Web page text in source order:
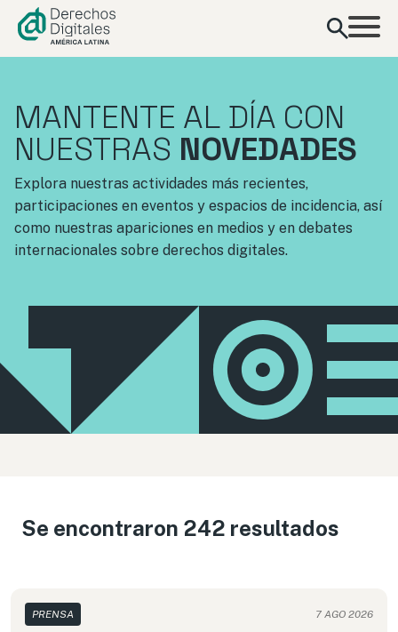
contenido
MANTENTE AL DÍA CON
NUESTRAS NOVEDADES
Explora nuestras actividades más recientes,
participaciones en eventos y espacios de incidencia, así
como nuestras apariciones en medios y en debates
internacionales sobre derechos digitales.
Se encontraron 242 resultados
PRENSA 7 AGO 2026